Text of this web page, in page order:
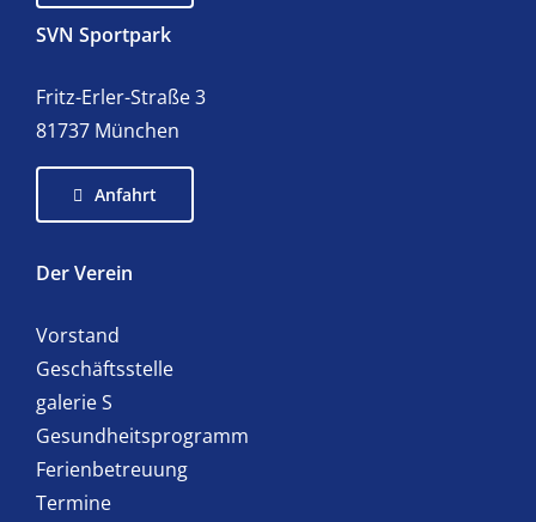
SVN Sportpark
Fritz-Erler-Straße 3
81737 München
Anfahrt
Der Verein
Vorstand
Geschäftsstelle
galerie S
Gesundheitsprogramm
Ferienbetreuung
Termine